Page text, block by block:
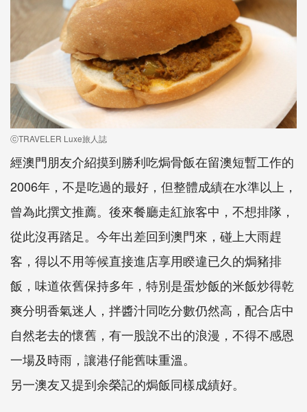
ⓒTRAVELER Luxe旅人誌
經澳門朋友介紹摸到勝利吃焗骨飯在留澳短暫工作的
2006年，不是吃過的最好，但整體成績在水準以上，
曾為此撰文推薦。後來餐廳走紅旅客中，不想排隊，
從此沒再踏足。今年出差回到澳門來，碰上大雨趕
客，得以不用等候直接進店享用睽違已久的焗豬排
飯，味道依舊保持多年，特別是蛋炒飯的米飯炒得乾
爽分明香氣迷人，拌醬汁同吃分數仍然高，配合店中
自然老去的懷舊，有一股說不出的浪漫，不得不感恩
一場及時雨，讓港仔能舊味重溫。
另一澳友又提到余榮記的焗飯同樣成績好。